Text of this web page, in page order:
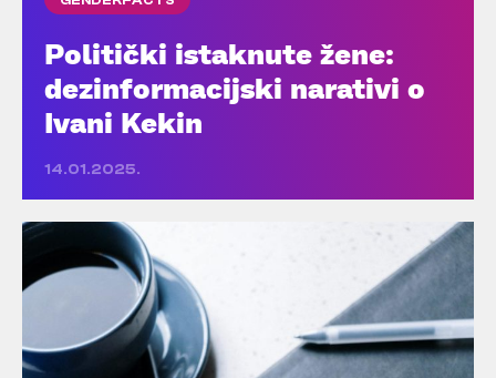
Politički istaknute žene:
dezinformacijski narativi o
Ivani Kekin
14.01.2025.